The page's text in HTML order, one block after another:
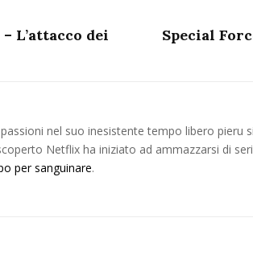
L’attacco dei
Special
nel suo inesistente tempo libero pieru
Netflix ha iniziato ad ammazzarsi di
per sanguinare.